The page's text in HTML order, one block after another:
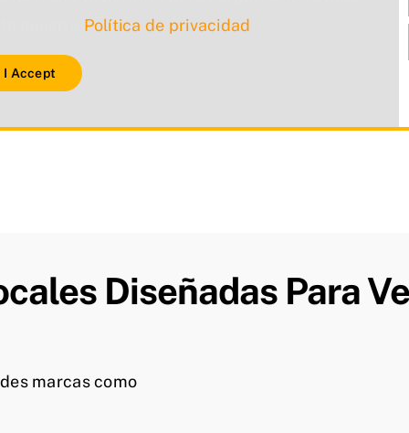
Política de privacidad
I Accept
Diseñadas Para
marcas como